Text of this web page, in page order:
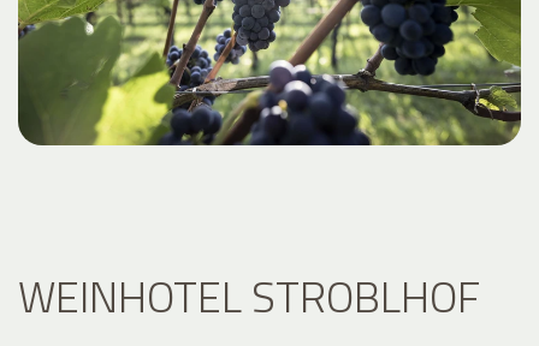
WEINHOTEL STROBLHOF